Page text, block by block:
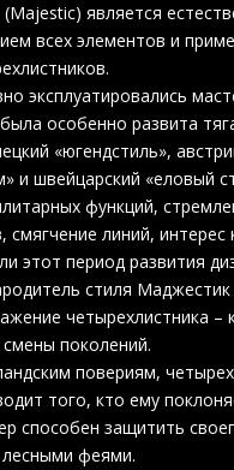
является
всех элементов и
эксплуатировались
особенно развита
«югендстиль»,
и швейцарский «еловый
функций,
смягчение линий,
этот период развития
стиля
четырехлистника –
поколений.
повериям,
того, кто ему
способен защитить
феями.